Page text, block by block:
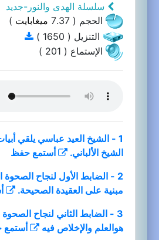
سلسلة الهدى والنور-جديد
الحجم ( 7.37
ميغابايت )
التنزيل ( 1650 )
الإستماع ( 201 )
1 - الشيخ العيد عباسي يلقي
الشيخ الألباني.
أستمع حفظ
2 - الضابط الأول لنجاح الصحوة
مبنية على العقيدة الصحيحة.
3 - الضابط الثاني لنجاح
هوالعلم والإخلاص فيه
أستمع